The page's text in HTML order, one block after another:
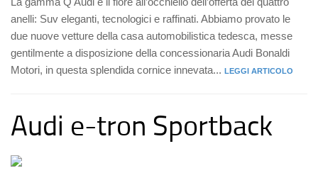
anelli: Suv eleganti, tecnologici e raffinati. Abbiamo provato le
due nuove vetture della casa automobilistica tedesca, messe
gentilmente a disposizione della concessionaria Audi Bonaldi
Motori, in questa splendida cornice innevata... LEGGI ARTICOLO
Audi e-tron Sportback